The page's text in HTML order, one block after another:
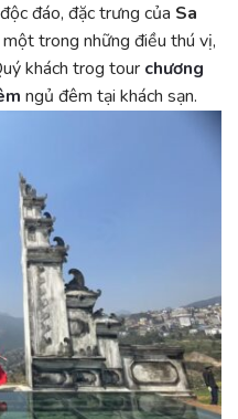
đáo, đặc trưng của Sa
trong những điều thú vị,
khách trog tour chương
ngủ đêm tại khách sạn.